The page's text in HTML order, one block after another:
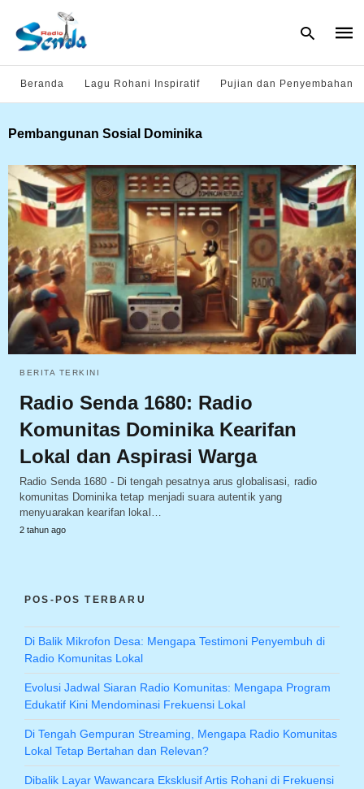
and
hit
Beranda Lagu Rohani Inspiratif Pujian dan Penyembahan
Pembangunan Sosial Dominika
BERITA TERKINI
Radio Senda 1680: Radio
Komunitas Dominika Kearifan
Lokal dan Aspirasi Warga
Radio Senda 1680 - Di tengah pesatnya arus globalisasi, radio
komunitas Dominika tetap menjadi suara autentik yang
menyuarakan kearifan lokal…
2 tahun ago
POS-POS TERBARU
Di Balik Mikrofon Desa: Mengapa Testimoni Penyembuh di
Radio Komunitas Lokal
Evolusi Jadwal Siaran Radio Komunitas: Mengapa Program
Edukatif Kini Mendominasi Frekuensi Lokal
Di Tengah Gempuran Streaming, Mengapa Radio Komunitas
Lokal Tetap Bertahan dan Relevan?
Dibalik Layar Wawancara Eksklusif Artis Rohani di Frekuensi